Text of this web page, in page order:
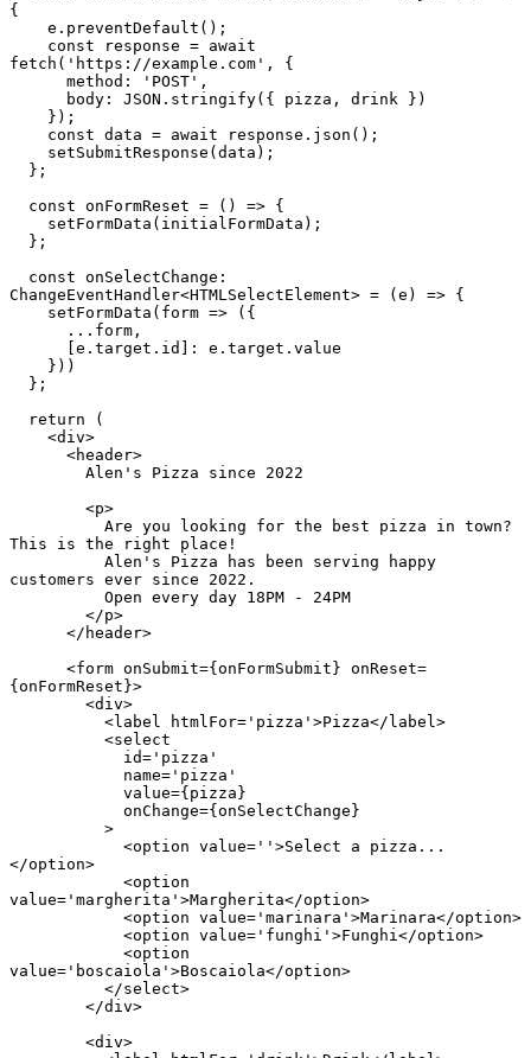
{
    e.preventDefault();
fetch('https://example.com', {
      method: 'POST',
      body: JSON.stringify({ pizza, drink })
    });
    const data = await response.json();
    setSubmitResponse(data);
  };
  const onFormReset = () => {
    setFormData(initialFormData);
  };
ChangeEventHandler<HTMLSelectElement> = (e) => {
    setFormData(form => ({
      ...form,
      [e.target.id]: e.target.value
    }))
  };
  return (
    <div>
      <header>
        Alen's Pizza since 2022
        <p>
This is the right place!
customers ever since 2022.
          Open every day 18PM - 24PM
        </p>
      </header>
{onFormReset}>
        <div>
          <label htmlFor='pizza'>Pizza</label>
          <select
            id='pizza'
            name='pizza'
            value={pizza}
            onChange={onSelectChange}
          >
</option>
value='margherita'>Margherita</option>
            <option value='marinara'>Marinara</option>
            <option value='funghi'>Funghi</option>
value='boscaiola'>Boscaiola</option>
          </select>
        </div>
        <div>